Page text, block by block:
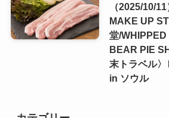
（2025/10/
MAKE UP
堂/
BEAR PIE
末トラベル
in ソウル